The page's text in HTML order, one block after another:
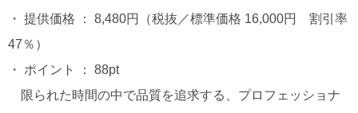
・ 提供価格 ： 8,480円（税抜／標準価格 16,000円 割引率
47％）
・ ポイント ： 88pt
限られた時間の中で品質を追求する、プロフェッショナ